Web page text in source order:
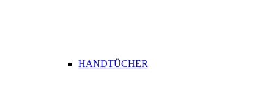
HANDTÜCHER